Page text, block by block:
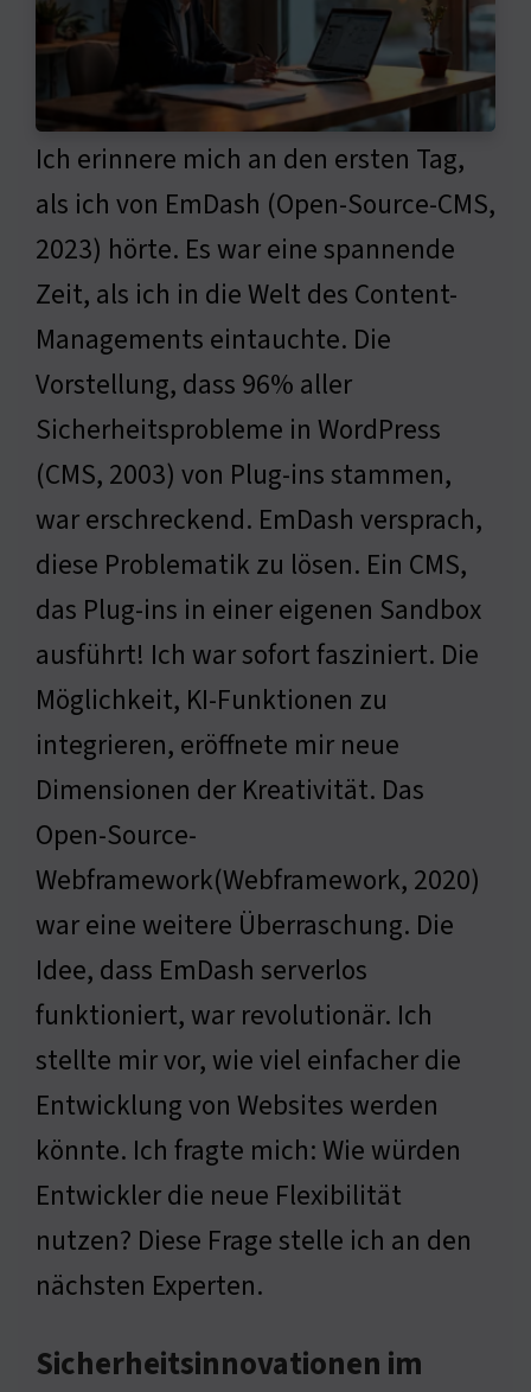
Ich erinnere mich an den ersten Tag,
als ich von EmDash (Open-Source-CMS,
2023) hörte. Es war eine spannende
Zeit, als ich in die Welt des Content-
Managements eintauchte. Die
Vorstellung, dass 96% aller
Sicherheitsprobleme in WordPress
(CMS, 2003) von Plug-ins stammen,
war erschreckend. EmDash versprach,
diese Problematik zu lösen. Ein CMS,
das Plug-ins in einer eigenen Sandbox
ausführt! Ich war sofort fasziniert. Die
Möglichkeit, KI-Funktionen zu
integrieren, eröffnete mir neue
Dimensionen der Kreativität. Das
Open-Source-
Webframework(Webframework, 2020)
war eine weitere Überraschung. Die
Idee, dass EmDash serverlos
funktioniert, war revolutionär. Ich
stellte mir vor, wie viel einfacher die
Entwicklung von Websites werden
könnte. Ich fragte mich: Wie würden
Entwickler die neue Flexibilität
nutzen? Diese Frage stelle ich an den
nächsten Experten.
Sicherheitsinnovationen im